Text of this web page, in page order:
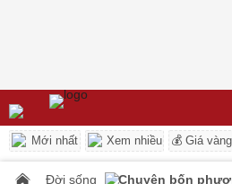
Mới nhất Xem nhiều 💰 Giá vàng
Đời sống Chuyện bốn